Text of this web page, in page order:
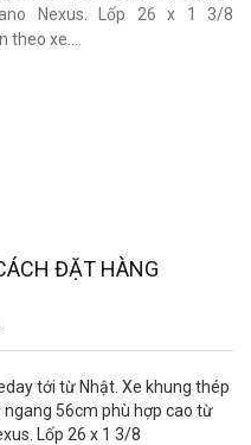
Nexus. Lốp 26 x 1 3/8
xe....
ĐẶT HÀNG
tới từ Nhật. Xe khung thép
56cm phù hợp cao từ
Lốp 26 x 1 3/8